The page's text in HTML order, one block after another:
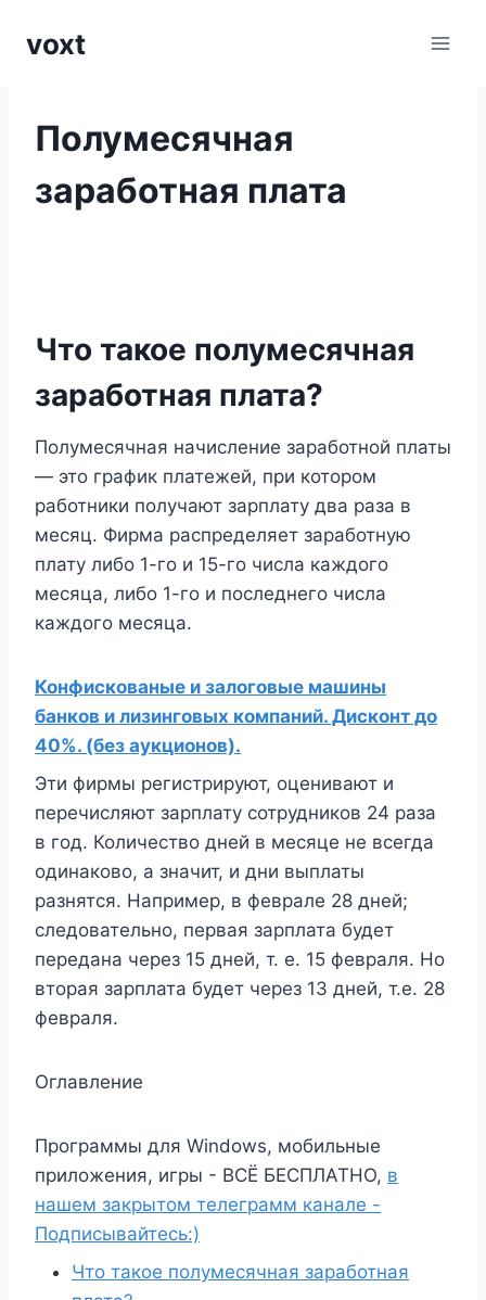
voxt
Полумесячная
заработная плата
Что такое полумесячная
заработная плата?
Полумесячная начисление заработной платы
— это график платежей, при котором
работники получают зарплату два раза в
месяц. Фирма распределяет заработную
плату либо 1-го и 15-го числа каждого
месяца, либо 1-го и последнего числа
каждого месяца.
Конфискованые и залоговые машины
банков и лизинговых компаний. Дисконт до
40%. (без аукционов).
Эти фирмы регистрируют, оценивают и
перечисляют зарплату сотрудников 24 раза
в год. Количество дней в месяце не всегда
одинаково, а значит, и дни выплаты
разнятся. Например, в феврале 28 дней;
следовательно, первая зарплата будет
передана через 15 дней, т. е. 15 февраля. Но
вторая зарплата будет через 13 дней, т.е. 28
февраля.
Оглавление
Программы для Windows, мобильные
приложения, игры - ВСЁ БЕСПЛАТНО, в
нашем закрытом телеграмм канале -
Подписывайтесь:)
Что такое полумесячная заработная